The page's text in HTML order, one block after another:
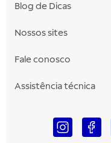
Blog de Dicas
Nossos sites
Fale conosco
Assistência técnica